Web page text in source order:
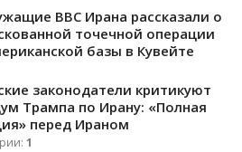
ВВС Ирана рассказали о
точечной операции
базы в Кувейте
законодатели критикуют
Трампа по Ирану: «Полная
перед Ираном
1